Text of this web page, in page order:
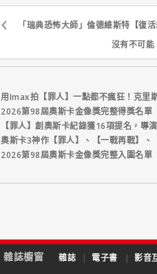
「瑞典恐怖大師」倫德維斯特【復
沒有不可
用Imax拍【罪人】一點都不瘋狂！克里
2026第98屆奧斯卡金像獎完整得獎名單
【罪人】創奧斯卡紀錄獲16項提名，導
奧斯卡3神作【罪人】、【一戰再戰】、
2026第98屆奧斯卡金像獎完整入圍名單
雜誌櫥窗 雜誌 | 電子書 | 影音